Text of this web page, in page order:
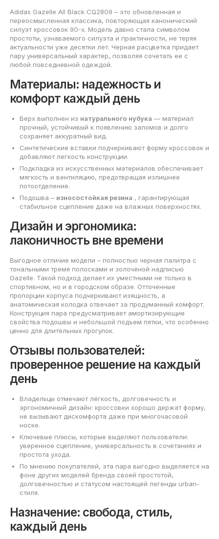
Adidas Gazelle All Black CQ2809 – это обновленная и
переосмысленная классика, повторяющая канонический
силуэт кроссовок 90-х. Модель давно стала символом
простоты, узнаваемого силуэта и практичности, не теряя
актуальности уже десятки лет. Черная расцветка придает
пару универсальный характер, позволяя сочетать ее с
любой повседневной одеждой.
Материалы: надежность и
комфорт каждый день
Верх выполнен из натурального нубука — материал
прочный, устойчивый к появлению заломов и долго
сохраняет аккуратный вид.
Синтетические вставки подчеркивают форму кроссовок и
добавляют легкость конструкции.
Подкладка из искусственных материалов обеспечивает
мягкость и вентиляцию, предотвращая излишнее
потоотделение.
Подошва – износостойкая резина , гарантирующая
стабильное сцепление даже на влажных поверхностях.
Дизайн и эргономика:
лаконичность вне времени
Выгодное отличие модели – полностью черная палитра с
тональными тремя полосками и золочёной надписью
Gazelle. Такой подход делает их уместными не только в
спортивном, но и в городском образе. Отточенные
пропорции корпуса подчеркивают изящность, а
анатомическая колодка отвечает за продуманный комфорт.
Конструкция пара предусматривает амортизирующие
свойства подошвы и небольшой подъем пятки, что особенно
ценно для длительных прогулок.
Отзывы пользователей:
проверенное решение на каждый
день
Владельцы отмечают лёгкость, долговечность и
эргономичный дизайн: кроссовки хорошо держат форму,
не вызывают дискомфорта даже при многочасовой
носке.
Ключевые плюсы, которые выделяют пользователи:
уверенное сцепление, универсальность в сочетаниях и
простота ухода.
По мнению покупателей, эта пара выгодно выделяется на
фоне других моделей бренда своей простотой,
долговечностью и статусом настоящей легенды urban-
стиля.
Назначение: свобода, стиль,
каждый день